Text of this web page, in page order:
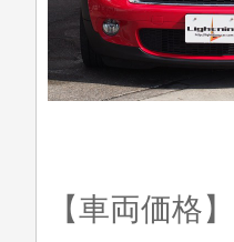
【車両価格】